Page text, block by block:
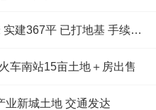
(出售) 珠海住宅地 144平米 实建367平 已打地基 手续齐全
车南站15亩土地＋房出售
业新城土地 交通发达